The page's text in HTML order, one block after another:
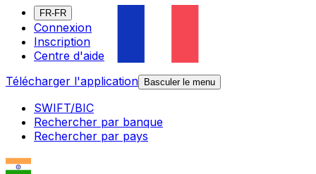
FR-FR
Connexion
Inscription
Centre d'aide
Télécharger l'application
Basculer le menu
SWIFT/BIC
Rechercher par banque
Rechercher par pays